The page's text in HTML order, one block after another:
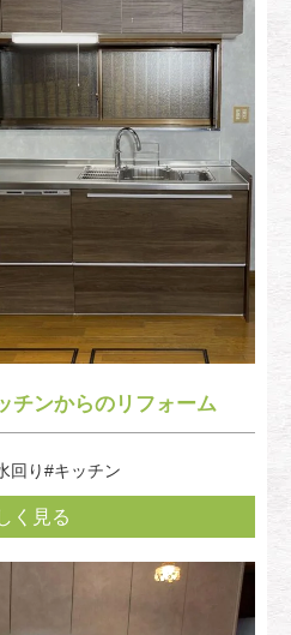
チンからのリフォーム
回り#キッチン
く見る